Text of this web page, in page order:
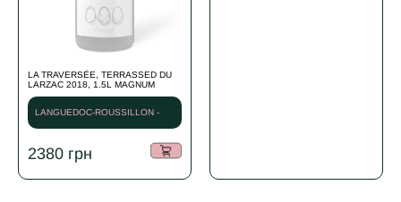
LA TRAVERSÉE, TERRASSED DU
LARZAC 2018, 1.5L MAGNUM
LANGUEDOC-ROUSSILLON -
2018
2380 грн